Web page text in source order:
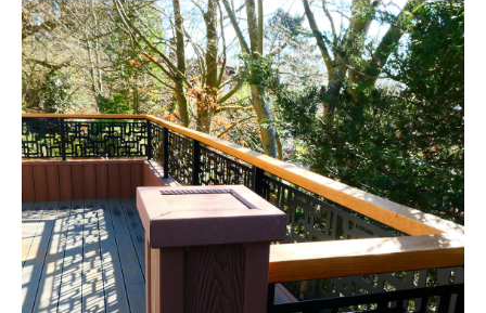
Ограждения кафе на улице